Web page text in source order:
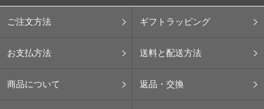
ご注文方法 ギフトラッピング
お支払方法 送料と配送方法
商品について 返品・交換